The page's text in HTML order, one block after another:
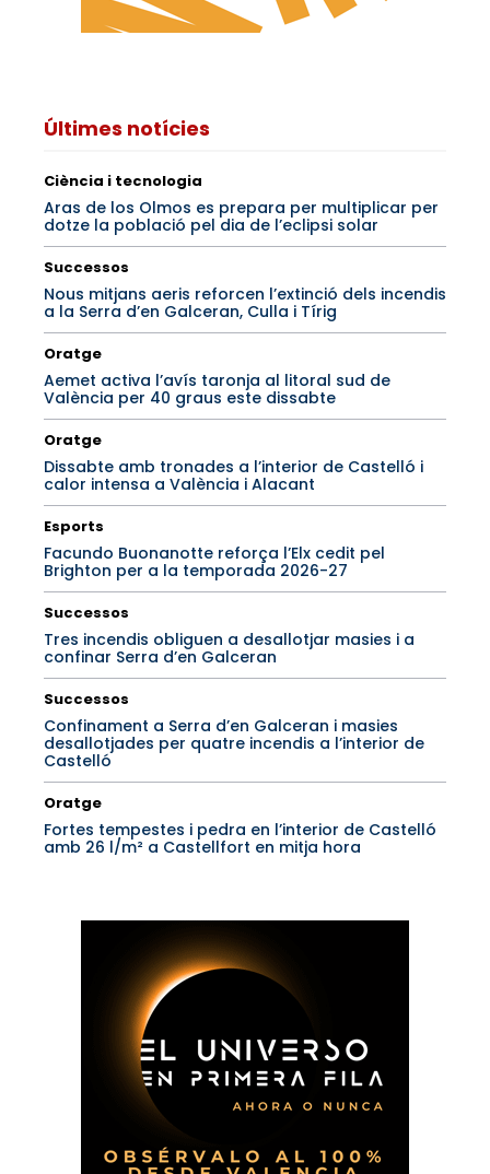
Últimes notícies
Ciència i tecnologia
Aras de los Olmos es prepara per multiplicar per
dotze la població pel dia de l’eclipsi solar
Successos
Nous mitjans aeris reforcen l’extinció dels incendis
a la Serra d’en Galceran, Culla i Tírig
Oratge
Aemet activa l’avís taronja al litoral sud de
València per 40 graus este dissabte
Oratge
Dissabte amb tronades a l’interior de Castelló i
calor intensa a València i Alacant
Esports
Facundo Buonanotte reforça l’Elx cedit pel
Brighton per a la temporada 2026-27
Successos
Tres incendis obliguen a desallotjar masies i a
confinar Serra d’en Galceran
Successos
Confinament a Serra d’en Galceran i masies
desallotjades per quatre incendis a l’interior de
Castelló
Oratge
Fortes tempestes i pedra en l’interior de Castelló
amb 26 l/m² a Castellfort en mitja hora